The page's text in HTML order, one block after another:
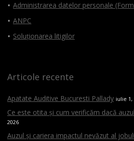
Administrarea datelor personale
ANPC
Soluționarea litigilor
Articole recente
Apatate Auditive Bucuresti Pallady iulie 1,
Ce este otita și cum verificăm dacă
2026
Auzul și cariera impactul nevăzut al